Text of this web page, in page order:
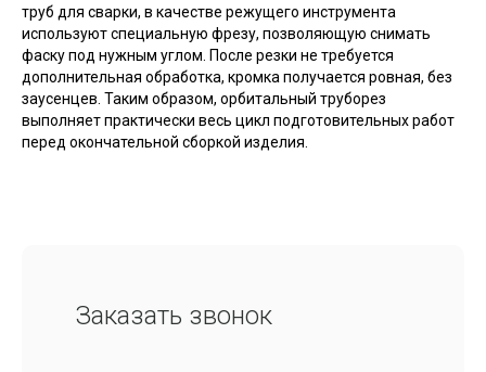
труб для сварки, в качестве режущего инструмента
используют специальную фрезу, позволяющую снимать
фаску под нужным углом. После резки не требуется
дополнительная обработка, кромка получается ровная, без
заусенцев. Таким образом, орбитальный труборез
выполняет практически весь цикл подготовительных работ
перед окончательной сборкой изделия.
Заказать звонок